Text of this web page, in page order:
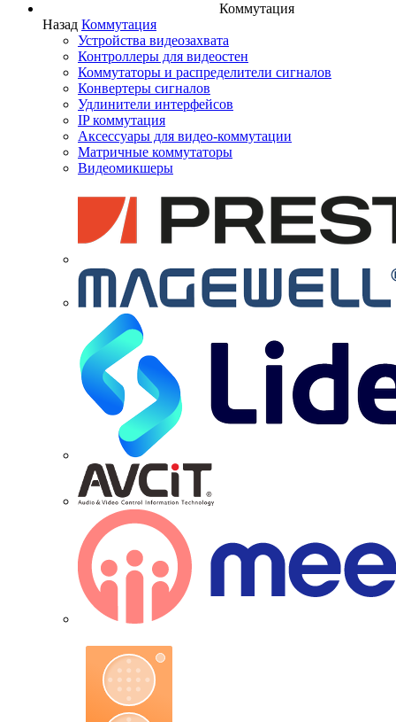
Коммутация
Назад Коммутация
Устройства видеозахвата
Контроллеры для видеостен
Коммутаторы и распределители сигналов
Конвертеры сигналов
Удлинители интерфейсов
IP коммутация
Аксессуары для видео-коммутации
Матричные коммутаторы
Видеомикшеры